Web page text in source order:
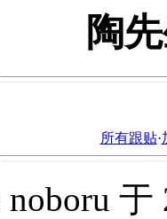
陶
所有跟贴·
于